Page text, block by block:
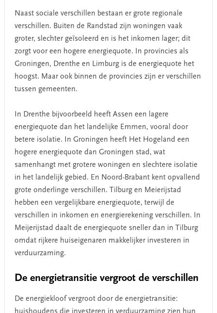
Naast sociale verschillen bestaan er grote regionale
verschillen. Buiten de Randstad zijn woningen vaak
groter, slechter geïsoleerd en is het inkomen lager; dit
zorgt voor een hogere energiequote. In provincies als
Groningen, Drenthe en Limburg is de energiequote het
hoogst. Maar ook binnen de provincies zijn er verschillen
tussen gemeenten.
In Drenthe bijvoorbeeld heeft Assen een lagere
energiequote dan het landelijke Emmen, vooral door
betere isolatie. In Groningen heeft Het Hogeland een
hogere energiequote dan Groningen stad, wat
samenhangt met grotere woningen en slechtere isolatie
in het landelijk gebied. En Noord-Brabant kent opvallend
grote onderlinge verschillen. Tilburg en Meierijstad
hebben een vergelijkbare energiequote, terwijl de
verschillen in inkomen en energierekening verschillen. In
Meijerijstad daalt de energiequote sneller dan in Tilburg
omdat rijkere huiseigenaren makkelijker investeren in
verduurzaming.
De energietransitie vergroot de verschillen
De energiekloof vergroot door de energietransitie: